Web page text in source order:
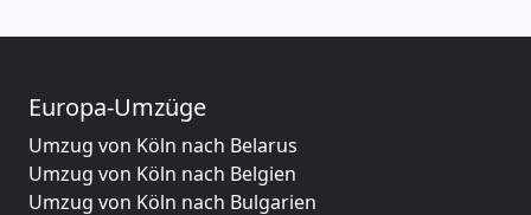
Europa-Umzüge
Umzug von Köln nach Belarus
Umzug von Köln nach Belgien
Umzug von Köln nach Bulgarien